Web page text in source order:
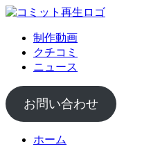
制作動画
クチコミ
ニュース
お問い合わせ
ホーム